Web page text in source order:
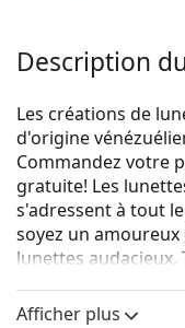
Description
Les créations de
d'origine
Commandez votre
gratuite! Les
s'adressent à tout
soyez un
lunettes audacieux.
des lunettes de vue
Afficher plus